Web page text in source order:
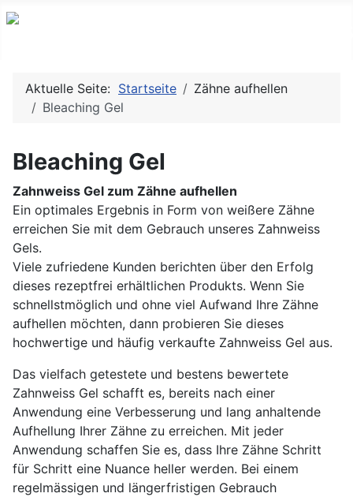
Aktuelle Seite: Startseite
Zähne aufhellen
Bleaching Gel
Bleaching Gel
Zahnweiss Gel zum Zähne aufhellen
Ein optimales Ergebnis in Form von weißere Zähne
erreichen Sie mit dem Gebrauch unseres Zahnweiss
Gels.
Viele zufriedene Kunden berichten über den Erfolg
dieses rezeptfrei erhältlichen Produkts. Wenn Sie
schnellstmöglich und ohne viel Aufwand Ihre Zähne
aufhellen möchten, dann probieren Sie dieses
hochwertige und häufig verkaufte Zahnweiss Gel aus.
Das vielfach getestete und bestens bewertete
Zahnweiss Gel schafft es, bereits nach einer
Anwendung eine Verbesserung und lang anhaltende
Aufhellung Ihrer Zähne zu erreichen. Mit jeder
Anwendung schaffen Sie es, dass Ihre Zähne Schritt
für Schritt eine Nuance heller werden. Bei einem
regelmässigen und längerfristigen Gebrauch